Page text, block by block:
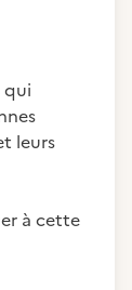
qui
leurs
à cette